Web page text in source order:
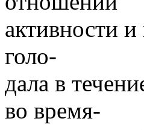
активности
голо-
дала в
во время-